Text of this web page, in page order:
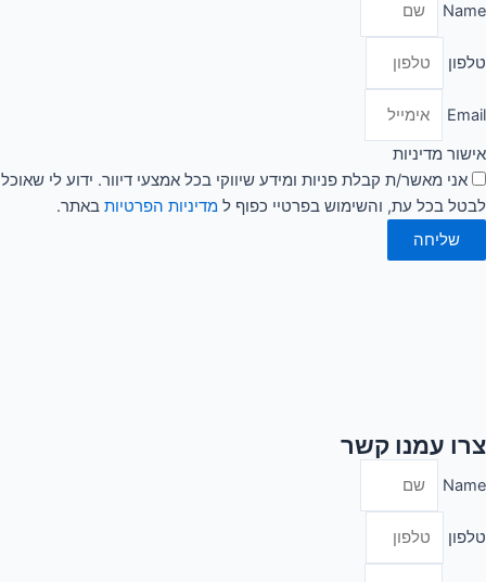
Name
טלפון
Email
אישור מדיניות
אני מאשר/ת קבלת פניות ומידע שיווקי בכל אמצעי דיוור. ידוע לי שאוכל
לבטל בכל עת, והשימוש בפרטיי כפוף ל מדיניות הפרטיות באתר.
שליחה
צרו עמנו קשר
Name
טלפון